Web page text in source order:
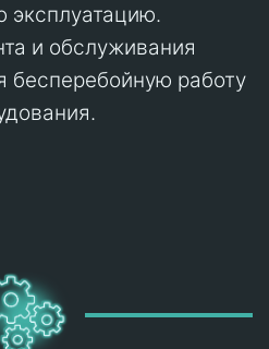
эксплуатацию.
и обслуживания
бесперебойную работу